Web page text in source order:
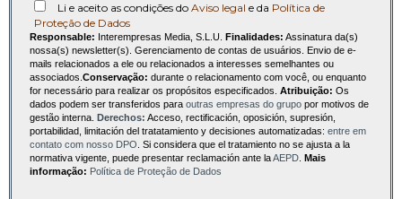
Li e aceito as condições do Aviso legal e da Política de
Proteção de Dados
Responsable: Interempresas Media, S.L.U. Finalidades: Assinatura da(s)
nossa(s) newsletter(s). Gerenciamento de contas de usuários. Envio de e-
mails relacionados a ele ou relacionados a interesses semelhantes ou
associados. Conservação: durante o relacionamento com você, ou enquanto
for necessário para realizar os propósitos especificados. Atribuição: Os
dados podem ser transferidos para outras empresas do grupo por motivos de
gestão interna.
Derechos: Acceso, rectificación, oposición, supresión,
portabilidad, limitación del tratatamiento y decisiones automatizadas: entre em
contato com nosso DPO . Si considera que el tratamiento no se ajusta a la
normativa vigente, puede presentar reclamación ante laAEPD
Mais
informação: Política de Proteção de Dados